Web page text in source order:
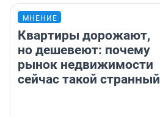
МНЕНИЕ
Квартиры дорожают,
но дешевеют: почему
рынок недвижимости
сейчас такой странный